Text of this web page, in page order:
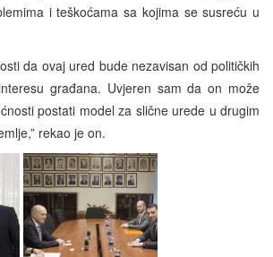
i teškoćama sa kojima se susreću u
da ovaj ured bude nezavisan od političkih
građana. Uvjeren sam da on može
postati model za slične urede u drugim
rekao je on.